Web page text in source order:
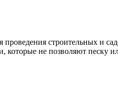
проведения строительных и
которые не позволяют